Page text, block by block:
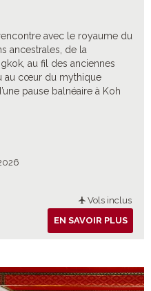
avec le royaume du
ancestrales, de la
au fil des anciennes
au cœur du mythique
pause balnéaire à Koh
Vols inclus
EN SAVOIR PLUS